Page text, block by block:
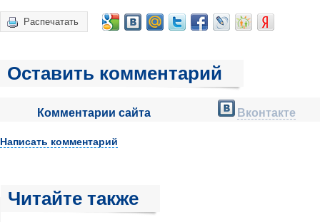
Распечатать
Оставить комментарий
Комментарии сайта Вконтакте
Написать комментарий
Читайте также